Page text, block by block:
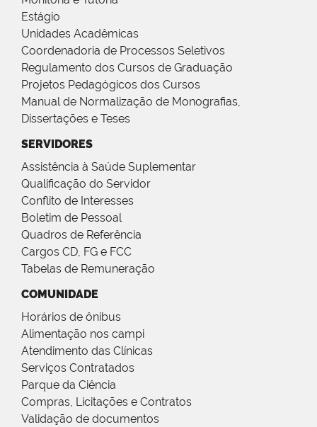
Estágio
Unidades Acadêmicas
Coordenadoria de Processos Seletivos
Regulamento dos Cursos de Graduação
Projetos Pedagógicos dos Cursos
Manual de Normalização de Monografias,
Dissertações e Teses
SERVIDORES
Assistência à Saúde Suplementar
Qualificação do Servidor
Conflito de Interesses
Boletim de Pessoal
Quadros de Referência
Cargos CD, FG e FCC
Tabelas de Remuneração
COMUNIDADE
Horários de ônibus
Alimentação nos campi
Atendimento das Clínicas
Serviços Contratados
Parque da Ciência
Compras, Licitações e Contratos
Validação de documentos